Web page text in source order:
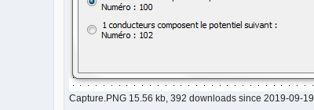
Capture.PNG 15.56 kb, 392 downloads since 2019-09-19